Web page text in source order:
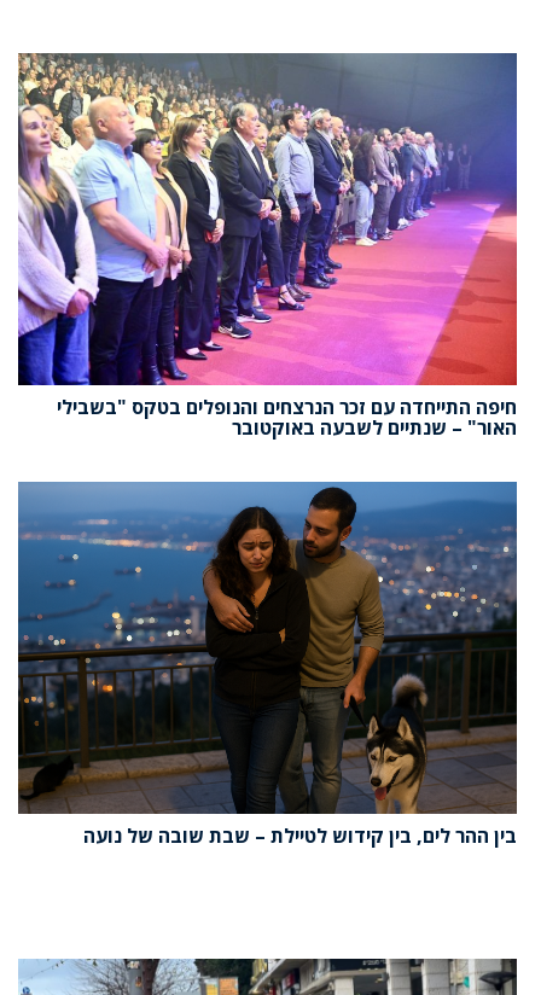
חיפה התייחדה עם זכר הנרצחים והנופלים בטקס "בשבילי
האור" – שנתיים לשבעה באוקטובר
בין ההר לים, בין קידוש לטיילת – שבת שובה של נועה